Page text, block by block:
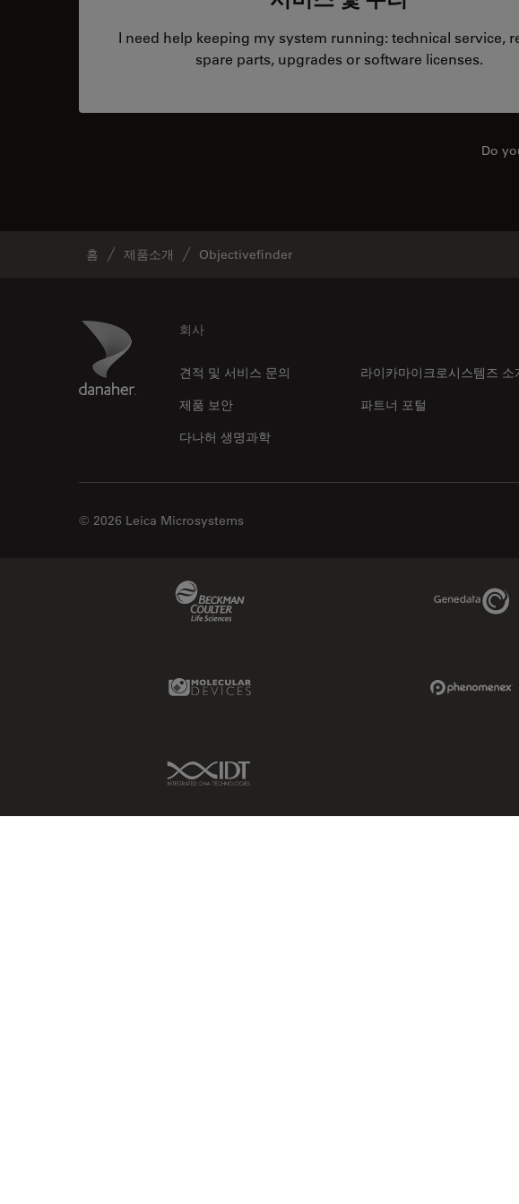
I need help keeping my system running: technical service,
spare parts, upgrades or software licenses.
Do
홈 제품소개 Objectivefinder
Danaher Logo 회사
견적 및 서비스 문의
라이카마이크로시스템즈 소
제품 보안
파트너 포털
다나허 생명과학
© 2026 Leica Microsystems
Molecular Devices Link
IDT Link